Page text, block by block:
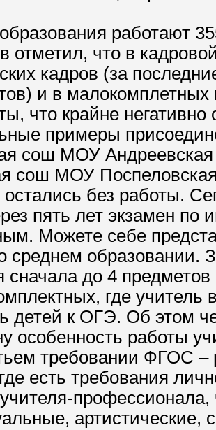
работают
отметил, что в
кадров (за
и в
что крайне
примеры
сош МОУ
сош МОУ
остались без работы.
пять лет экзамен по
Можете себе
среднем образовании.
сначала до 4
где учитель
детей к ОГЭ. Об этом
особенность работы
требовании ФГОС –
есть требования
учителя-
артистические,